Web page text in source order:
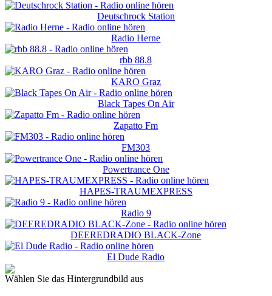
Deutschrock Station
Radio Herne
rbb 88.8
KARO Graz
Black Tapes On Air
Zapatto Fm
FM303
Powertrance One
HAPES-TRAUMEXPRESS
Radio 9
DEEREDRADIO BLACK-Zone
El Dude Radio
Wählen Sie das Hintergrundbild aus